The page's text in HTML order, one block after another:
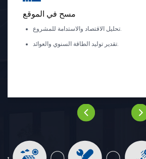
مسح في الموقع